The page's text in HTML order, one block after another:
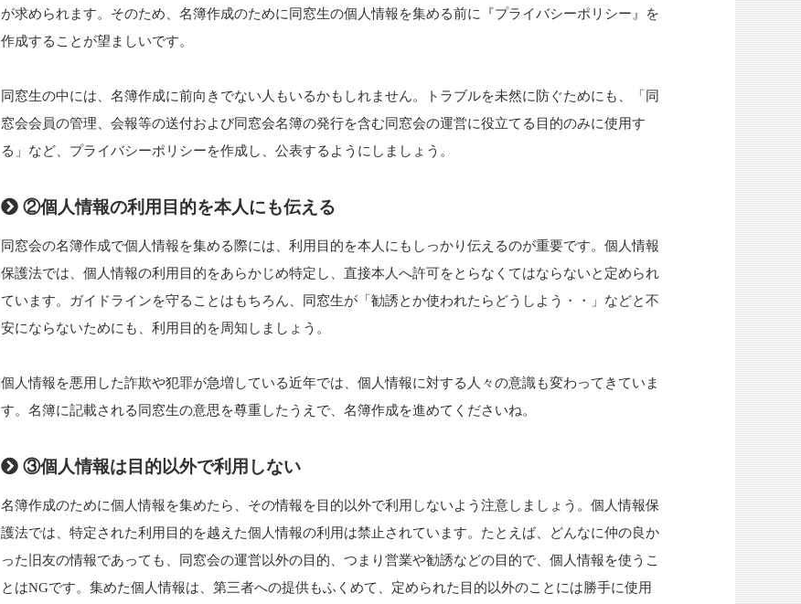
が求められます。そのため、名簿作成のために同窓生の個人情報を集める前に『プライバシーポリシー』を
作成することが望ましいです。
同窓生の中には、名簿作成に前向きでない人もいるかもしれません。トラブルを未然に防ぐためにも、「同
窓会会員の管理、会報等の送付および同窓会名簿の発行を含む同窓会の運営に役立てる目的のみに使用す
る」など、プライバシーポリシーを作成し、公表するようにしましょう。
②個人情報の利用目的を本人にも伝える
同窓会の名簿作成で個人情報を集める際には、利用目的を本人にもしっかり伝えるのが重要です。個人情報
保護法では、個人情報の利用目的をあらかじめ特定し、直接本人へ許可をとらなくてはならないと定められ
ています。ガイドラインを守ることはもちろん、同窓生が「勧誘とか使われたらどうしよう・・」などと不
安にならないためにも、利用目的を周知しましょう。
個人情報を悪用した詐欺や犯罪が急増している近年では、個人情報に対する人々の意識も変わってきていま
す。名簿に記載される同窓生の意思を尊重したうえで、名簿作成を進めてくださいね。
③個人情報は目的以外で利用しない
名簿作成のために個人情報を集めたら、その情報を目的以外で利用しないよう注意しましょう。個人情報保
護法では、特定された利用目的を越えた個人情報の利用は禁止されています。たとえば、どんなに仲の良か
った旧友の情報であっても、同窓会の運営以外の目的、つまり営業や勧誘などの目的で、個人情報を使うこ
とはNGです。集めた個人情報は、第三者への提供もふくめて、定められた目的以外のことには勝手に使用